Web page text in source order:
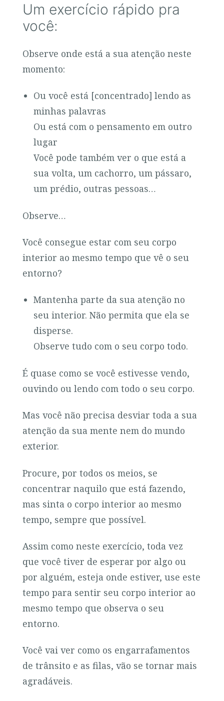
Um exercício rápido pra
você:
Observe onde está a sua atenção neste
momento:
Ou você está [concentrado] lendo as
minhas palavras
Ou está com o pensamento em outro
lugar
Você pode também ver o que está a
sua volta, um cachorro, um pássaro,
um prédio, outras pessoas…
Observe…
Você consegue estar com seu corpo
interior ao mesmo tempo que vê o seu
entorno?
Mantenha parte da sua atenção no
seu interior. Não permita que ela se
disperse.
Observe tudo com o seu corpo todo.
É quase como se você estivesse vendo,
ouvindo ou lendo com todo o seu corpo.
Mas você não precisa desviar toda a sua
atenção da sua mente nem do mundo
exterior.
Procure, por todos os meios, se
concentrar naquilo que está fazendo,
mas sinta o corpo interior ao mesmo
tempo, sempre que possível.
Assim como neste exercício, toda vez
que você tiver de esperar por algo ou
por alguém, esteja onde estiver, use este
tempo para sentir seu corpo interior ao
mesmo tempo que observa o seu
entorno.
Você vai ver como os engarrafamentos
de trânsito e as filas, vão se tornar mais
agradáveis.